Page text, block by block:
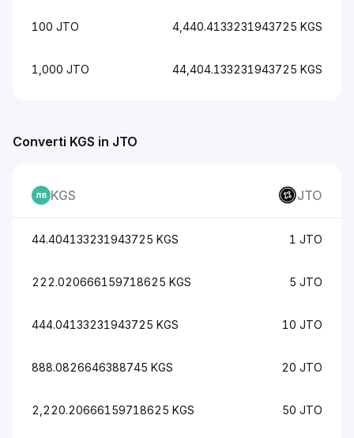
100 JTO 4,440.4133231943725 KGS
1,000 JTO 44,404.133231943725 KGS
Converti KGS in JTO
KGS JTO
44.404133231943725 KGS 1 JTO
222.020666159718625 KGS 5 JTO
444.04133231943725 KGS 10 JTO
888.0826646388745 KGS 20 JTO
2,220.20666159718625 KGS 50 JTO